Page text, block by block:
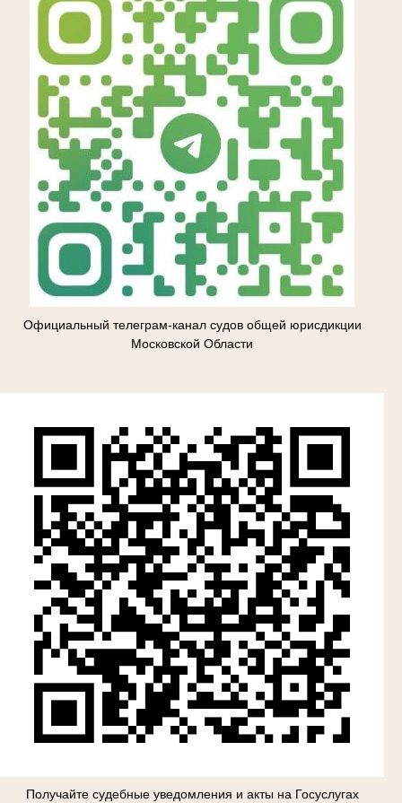
Официальный телеграм-канал судов общей юрисдикции
Московской Области
Получайте судебные уведомления и акты на Госуслугах